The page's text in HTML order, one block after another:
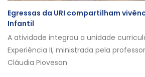
Egressas da URI compartilham
Infantil
A atividade integrou a unidade
Experiência II, ministrada pela
Cláudia Piovesan